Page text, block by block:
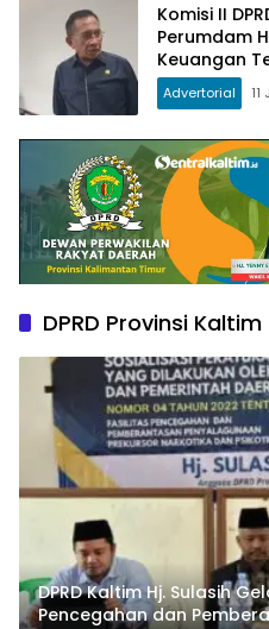
Komisi II
Perumdam
Keuangan
Advertorial
DPRD Provinsi Kaltim
DPRD Kaltim Hj. Sulasih
Pencegahan dan